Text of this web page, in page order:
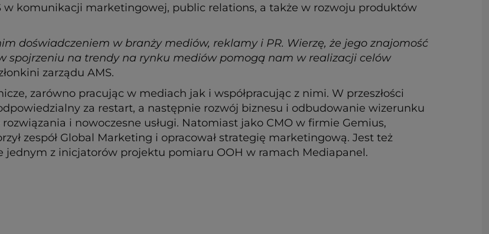
w komunikacji marketingowej, public relations, a także w rozwoju produktów
doświadczeniem w branży mediów, reklamy i PR. Wierzę, że jego znajomość
spojrzeniu na trendy na rynku mediów pomogą nam w realizacji celów
zarządu AMS.
zarówno pracując w mediach jak i współpracując z nimi. W przeszłości
odpowiedzialny za restart, a następnie rozwój biznesu i odbudowanie wizerunku
i nowoczesne usługi. Natomiast jako CMO w firmie Gemius,
zespół Global Marketing i opracował strategię marketingową. Jest też
jednym z inicjatorów projektu pomiaru OOH w ramach Mediapanel.